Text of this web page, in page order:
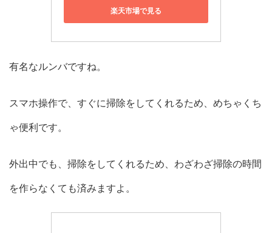
楽天市場で見る
有名なルンバですね。
スマホ操作で、すぐに掃除をしてくれるため、めちゃくち
ゃ便利です。
外出中でも、掃除をしてくれるため、わざわざ掃除の時間
を作らなくても済みますよ。